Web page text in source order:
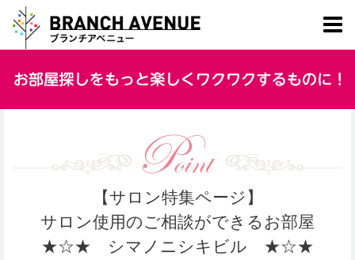
【サロン特集ページ】
サロン使用のご相談ができるお部屋
★☆★ シマノニシキビル ★☆★